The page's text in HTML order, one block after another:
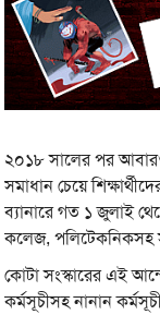
২০১৮ সালের পর
সমাধান চেয়ে
ব্যানারে গত ১ জুলাই
কলেজ, পলিটেকনিকসহ
কোটা সংস্কারের এই
কর্মসূচীসহ নানান